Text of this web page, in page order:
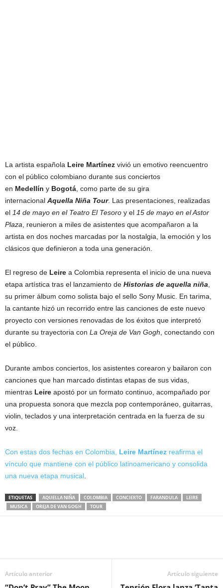
La artista española Leire Martínez vivió un emotivo reencuentro
con el público colombiano durante sus conciertos
en Medellín y Bogotá, como parte de su gira
internacional Aquella Niña Tour. Las presentaciones, realizadas
el 14 de mayo en el Teatro El Tesoro y el 15 de mayo en el Astor
Plaza, reunieron a miles de asistentes que acompañaron a la
artista en dos noches marcadas por la nostalgia, la emoción y los
clásicos que definieron a toda una generación.
El regreso de Leire a Colombia representa el inicio de una nueva
etapa artística tras el lanzamiento de Historias de aquella niña,
su primer álbum como solista bajo el sello Sony Music. En tarima,
la cantante hizó un recorrido entre las canciones de este nuevo
proyecto con versiones renovadas de los éxitos que interpretó
durante su trayectoria con La Oreja de Van Gogh, conectando con
el público.
Durante ambos conciertos, los asistentes corearon y bailaron con
canciones que han marcado distintas etapas de sus vidas,
mientras Leire apostó por un formato continuo, acompañado por
una propuesta sonora que mezcla pop contemporáneo, guitarras,
violin, teclados y una interpretación centrada en la fuerza de su
voz.
Con estas dos fechas en Colombia, Leire Martínez reafirma el
vínculo que mantiene con el público latinoamericano y consolida
una nueva etapa musical.
ETIQUETAS AQUELLA NIÑA COLOMBIA CONCIERTO FARANDULA
LEIRE
MUSICA
OREJA DE VAN GOGH TOUR
Artículo anterior Artículo siguiente